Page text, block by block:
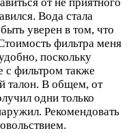
от не приятного
Вода стала
уверен в том, что
фильтра меня
поскольку
с фильтром также
талон. В общем, от
одни только
Рекомендовать